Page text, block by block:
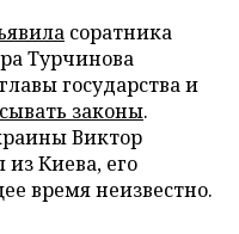
соратника
Турчинова
государства и
законы.
Виктор
Киева, его
время неизвестно.